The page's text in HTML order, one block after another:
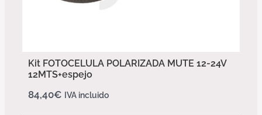
Kit FOTOCELULA POLARIZADA MUTE 12-24V
12MTS+espejo
84,40€ IVA incluido